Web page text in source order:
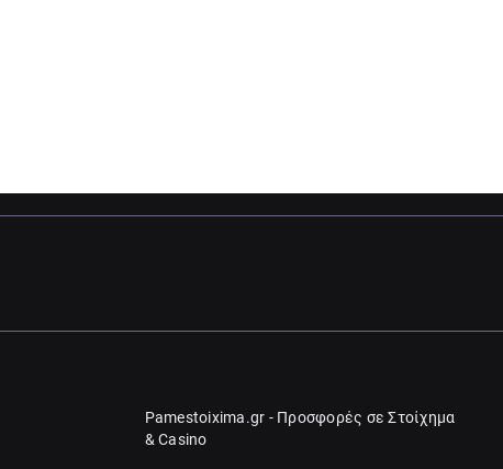
Pamestoixima.gr - Προσφορές σε Στοίχημα
& Casino